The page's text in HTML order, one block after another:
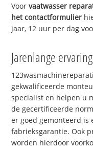
Voorvaatwasser
het contactformulier
jaar, 12 uur per dag
Jarenlange
gekwalificeerde
specialist en helpen u
de gecertificeerde
er goed gemonteerd is
fabrieksgarantie. Ook
worden hierdoor